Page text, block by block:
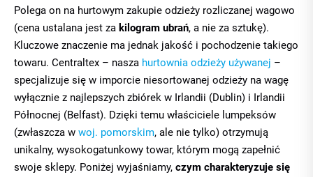
Polega on na hurtowym zakupie odzieży rozliczanej wagowo
(cena ustalana jest za kilogram ubrań, a nie za sztukę).
Kluczowe znaczenie ma jednak jakość i pochodzenie takiego
towaru. Centraltex – nasza hurtownia odzieży używanej –
specjalizuje się w imporcie niesortowanej odzieży na wagę
wyłącznie z najlepszych zbiórek w Irlandii (Dublin) i Irlandii
Północnej (Belfast). Dzięki temu właściciele lumpeksów
(zwłaszcza w woj. pomorskim, ale nie tylko) otrzymują
unikalny, wysokogatunkowy towar, którym mogą zapełnić
swoje sklepy. Poniżej wyjaśniamy, czym charakteryzuje się